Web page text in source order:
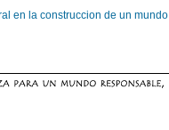
en la construccion de un mundo